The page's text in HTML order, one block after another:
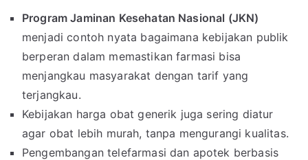
Program Jaminan Kesehatan Nasional (JKN)
menjadi contoh nyata bagaimana kebijakan publik
berperan dalam memastikan farmasi bisa
menjangkau masyarakat dengan tarif yang
terjangkau.
Kebijakan harga obat generik juga sering diatur
agar obat lebih murah, tanpa mengurangi kualitas.
Pengembangan telefarmasi dan apotek berbasis